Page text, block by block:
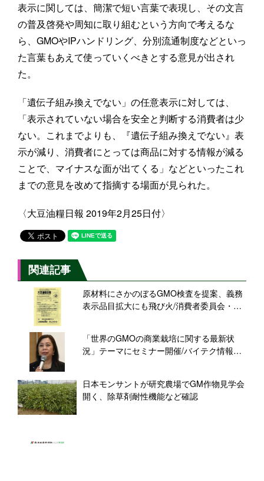
表示に関しては、簡潔で短い言葉で表現し、その文言
の普及啓発や周知に取り組むという方向で考えるな
ら、GMOやIPハンドリング、分別流通制度などといっ
た言葉もあえて使っていくべきとする意見が出され
た。
「遺伝子組み換えでない」の任意表示に対しては、
「表示されていない場合を安全と判断する消費者は少
ない。これまでよりも、『遺伝子組み換えでない』表
示が減り、消費者にとっては商品に対する情報が減る
ことで、マイナスな面が出てくる」などといったこれ
までの意見を改めて指摘する場面が見られた。
〈大豆油糧日報 2019年2月25日付〉
関連記事
原材料にさかのぼるGMO検査を提案、義務
表示品目拡大にも飛び火/消費者委員会・食
「世界のGMOの商業栽培に関する最新状
況」テーマにセミナー開催/バイテク情報普
日本モンサントが研究農場でGM作物見学会
開く、除草剤耐性機能など確認